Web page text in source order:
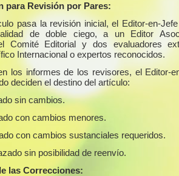
para Revisión por Pares:
pasa la revisión inicial, el Editor-en-
de doble ciego, a un Editor
Comité Editorial y dos evaluadores
Internacional o expertos reconocidos.
los informes de los revisores, el Editor-
deciden el destino del artículo:
sin cambios.
con cambios menores.
con cambios sustanciales requeridos.
sin posibilidad de reenvío.
las Correcciones: